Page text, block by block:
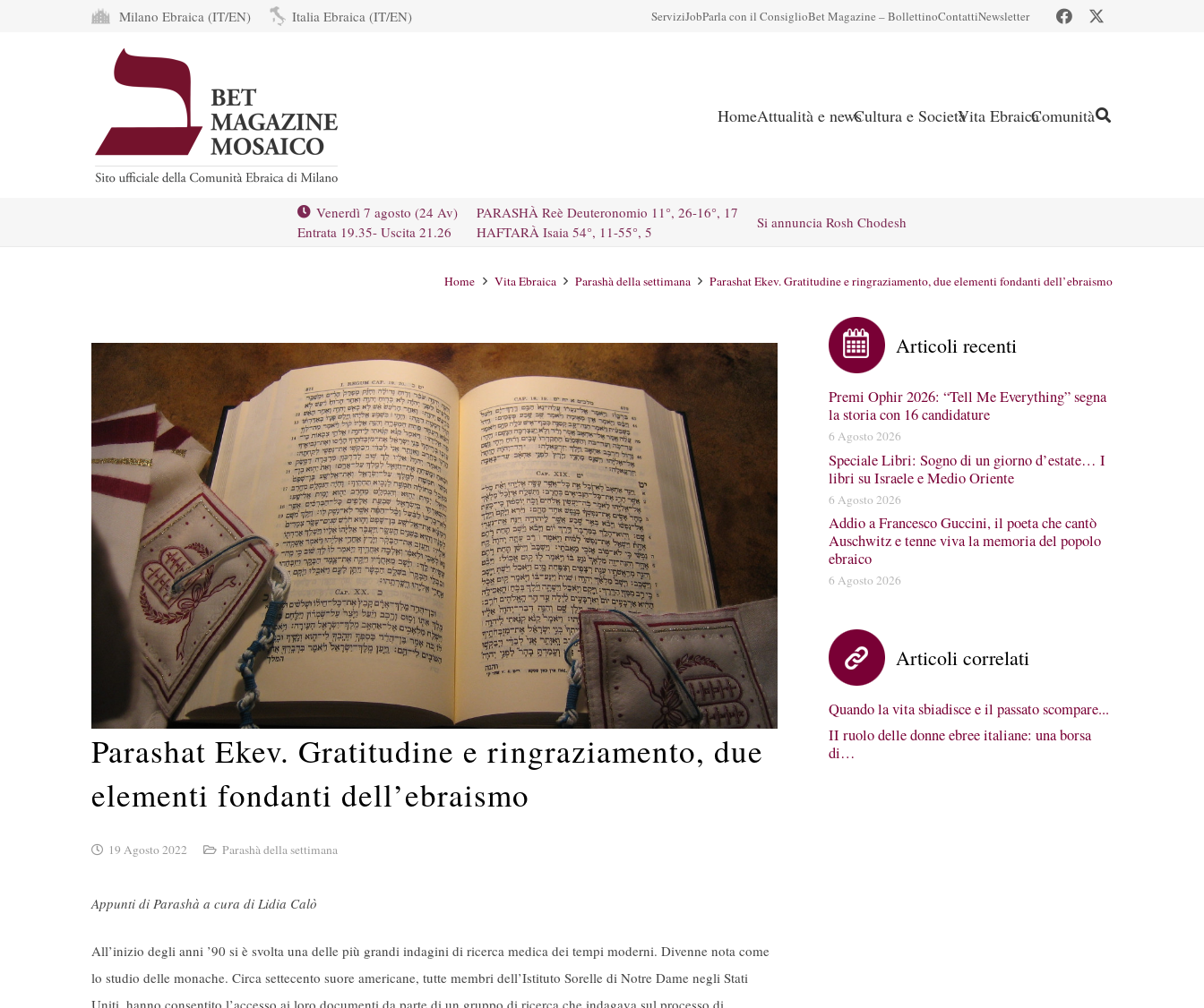
Milano Ebraica (IT/EN) Italia Ebraica (IT/EN) ServiziJobParla con il ConsiglioBet Magazine – BollettinoContattiNewsletter
HomeAttualità e newsCultura e SocietàVita EbraicaComunità
Venerdì 7 agosto (24 Av)
Entrata 19.35- Uscita 21.26
PARASHÀ Reè Deuteronomio 11°, 26-16°, 17
HAFTARÀ Isaia 54°, 11-55°, 5
Si annuncia Rosh Chodesh
Home Vita Ebraica Parashà della settimana Parashat Ekev. Gratitudine e ringraziamento, due elementi fondanti dell’ebraismo
Parashat Ekev. Gratitudine e ringraziamento, due
elementi fondanti dell’ebraismo
19 Agosto 2022 Parashà della settimana
Appunti di Parashà a cura di Lidia Calò
All’inizio degli anni ’90 si è svolta una delle più grandi indagini di ricerca medica dei tempi moderni. Divenne nota come
lo studio delle monache. Circa settecento suore americane, tutte membri dell’Istituto Sorelle di Notre Dame negli Stati
Uniti, hanno consentito l’accesso ai loro documenti da parte di un gruppo di ricerca che indagava sul processo di
Articoli recenti
Premi Ophir 2026: “Tell Me Everything” segna
la storia con 16 candidature
6 Agosto 2026
Speciale Libri: Sogno di un giorno d’estate… I
libri su Israele e Medio Oriente
6 Agosto 2026
Addio a Francesco Guccini, il poeta che cantò
Auschwitz e tenne viva la memoria del popolo
ebraico
6 Agosto 2026
Articoli correlati
Quando la vita sbiadisce e il passato scompare...
II ruolo delle donne ebree italiane: una borsa
di…